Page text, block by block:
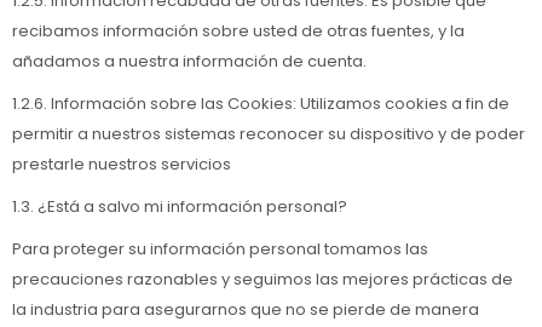
recibamos información sobre usted de otras fuentes, y la
añadamos a nuestra información de cuenta.
1.2.6. Información sobre las Cookies: Utilizamos cookies a fin de
permitir a nuestros sistemas reconocer su dispositivo y de poder
prestarle nuestros servicios
1.3. ¿Está a salvo mi información personal?
Para proteger su información personal tomamos las
precauciones razonables y seguimos las mejores prácticas de
la industria para asegurarnos que no se pierde de manera